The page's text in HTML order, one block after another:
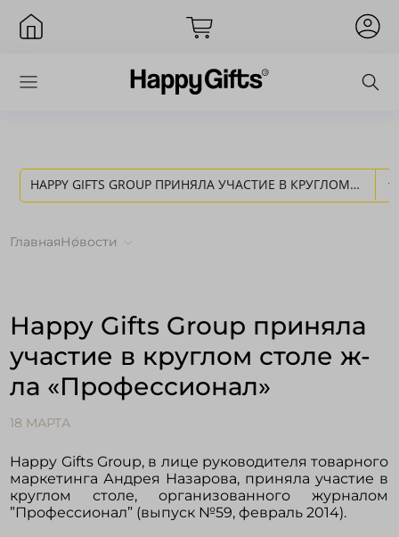
HAPPY GIFTS GROUP ПРИНЯЛА УЧАСТИЕ В КРУГЛОМ
ГлавнаяНовости
Happy Gifts Group приняла
участие в круглом столе ж-
ла «Профессионал»
18 МАРТА
Happy Gifts Group, в лице руководителя товарного
маркетинга Андрея Назарова, приняла участие в
круглом столе, организованного журналом
”Профессионал” (выпуск №59, февраль 2014).
Вход
Запомнить меня
Войти в кабинет
Зарегистрироваться